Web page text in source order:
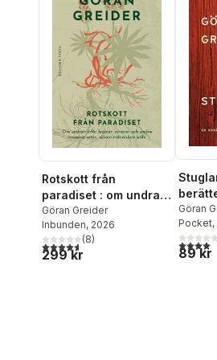
Rotskott från
paradiset : om undran
inför lupiner, syrener
och andra invasiva
arter, såsom
människan själv
Göran Greider
Inbunden, 2026
4,6utav 5 stjärnor. Totalt antal röster:
(8)
299 kr
Göran
Pocket
4,0utav
89 kr